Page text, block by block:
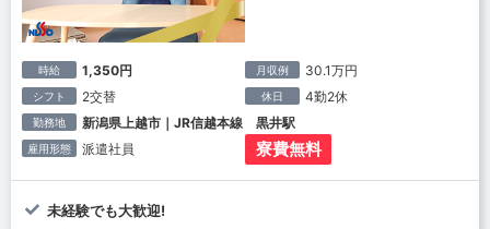
時給 1,350円 月収例 30.1万円
シフト 2交替 休日 4勤2休
勤務地 新潟県上越市｜JR信越本線 黒井駅
雇用形態 派遣社員 寮費無料
未経験でも大歓迎!